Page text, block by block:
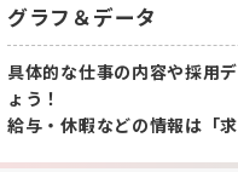
グラフ＆データ
具体的な仕事の内容や採用デ
ょう！
給与・休暇などの情報は「